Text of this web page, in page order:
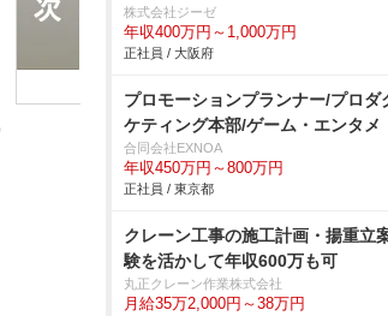
株式会社ジーゼ
年収400万円～1,000万円
正社員 / 大阪府
プロモーションプランナー/プロダ
ケティング本部/ゲーム・エンタメ
合同会社EXNOA
年収450万円～800万円
正社員 / 東京都
クレーン工事の施工計画・揚重立
験を活かして年収600万も可
丸正クレーン作業株式会社
月給35万2,000円～38万円